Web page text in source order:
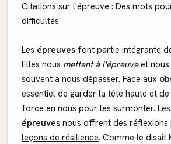
Citations sur l'épreuve : Des mots
difficultés
Les épreuves font partie intégrante
Elles nous mettent à l'épreuveet nous
souvent à nous dépasser. Face aux
essentiel de garder la tête haute et
force en nous pour les surmonter.
épreuves nous offrent des
leçons de résilience. Comme le disait